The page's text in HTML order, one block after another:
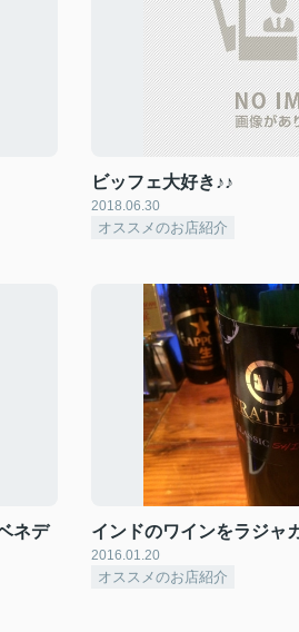
ビッフェ大好き♪♪
2018.06.30
オススメのお店紹介
ネデ
インドのワインをラジャ
2016.01.20
オススメのお店紹介